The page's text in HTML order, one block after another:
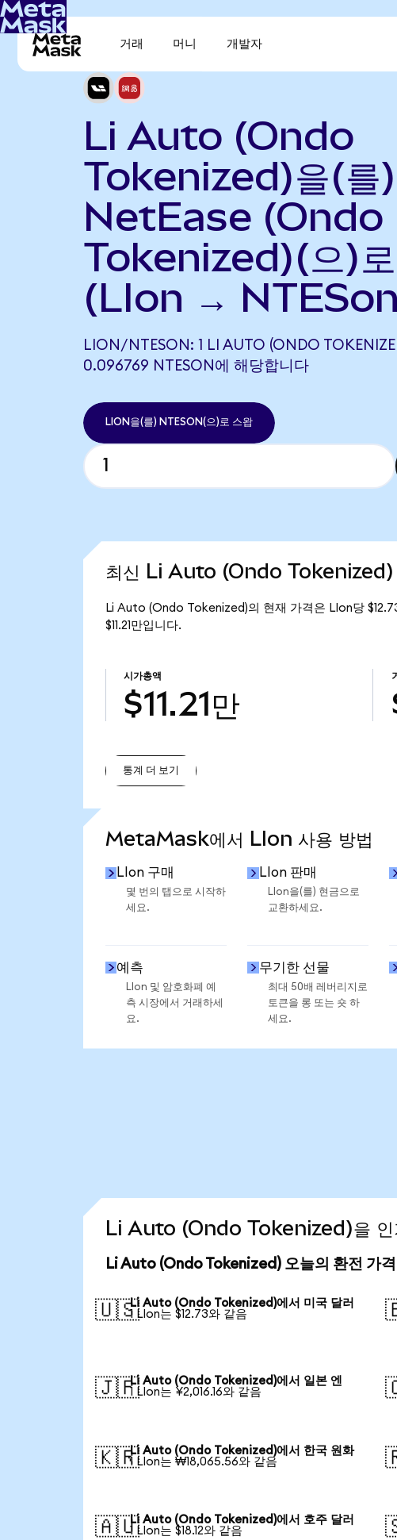
거래 머니 개발자
Li Auto (Ondo
Tokenized)을(를)
NetEase (Ondo
Tokenized)(으)로
(LIon →
LION/NTESON: 1 LI AUTO (ONDO
0.096769 NTESON에 해당합니다
LION을(를) NTESON(으)로 스왑
최신 Li Auto (Ondo Tokenized)
Li Auto (Ondo Tokenized)의 현재 가격은 LIon당
$11.21만입니다.
시가총액
$11.21만
통계 더 보기
MetaMask에서 LIon 사용 방법
LIon 구매
몇 번의 탭으로 시작하
세요.
LIon 판매
LIon을(를) 현금으로
교환하세요.
예측
LIon 및 암호화폐 예
측 시장에서 거래하세
요.
무기한 선물
최대 50배 레버리지로
토큰을 롱 또는 숏 하
세요.
Li Auto (Ondo Tokenized)을 인
Li Auto (Ondo Tokenized) 오늘의 환전 가격
🇺🇸Li Auto (Ondo Tokenized)에서 미국 달러
1 LIon는 $12.73와 같음
🇯🇵Li Auto (Ondo Tokenized)에서 일본 엔
1 LIon는 ¥2,016.16와 같음
🇰🇷Li Auto (Ondo Tokenized)에서 한국 원화
1 LIon는 ₩18,065.56와 같음
🇦🇺Li Auto (Ondo Tokenized)에서 호주 달러
1 LIon는 $18.12와 같음